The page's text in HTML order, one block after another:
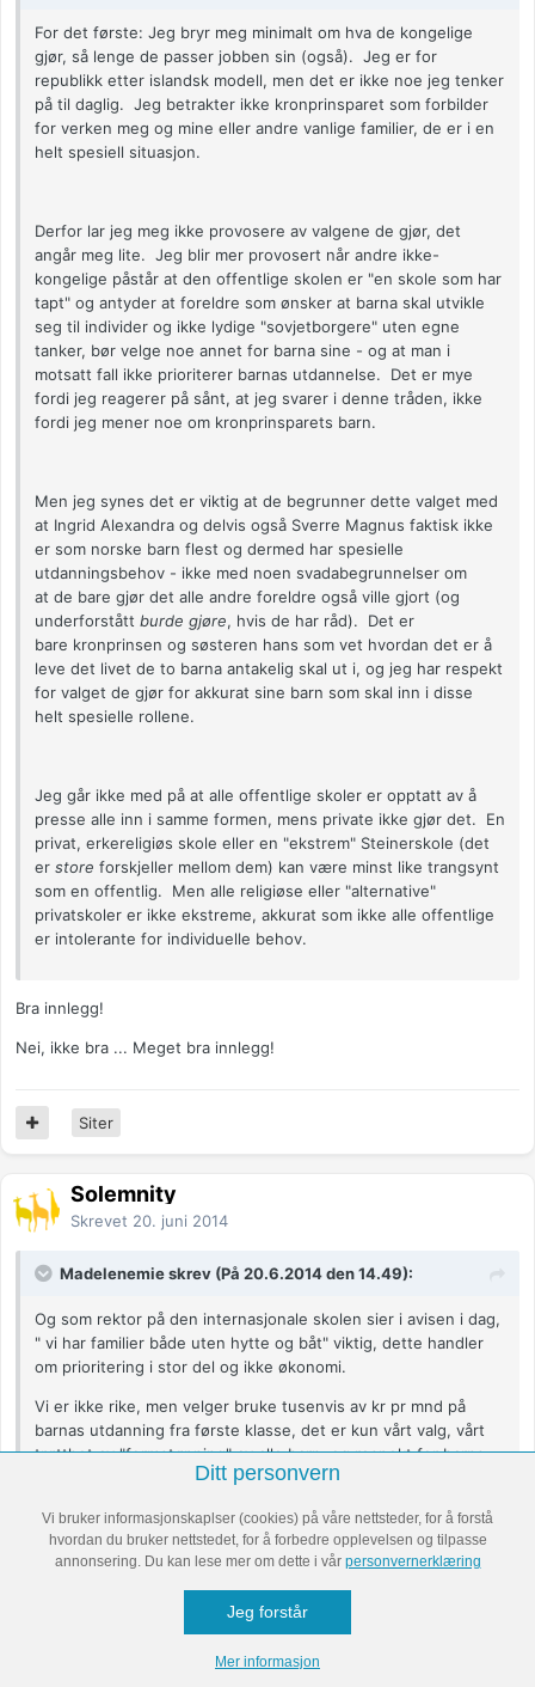
For det første: Jeg bryr meg minimalt om hva de kongelige
gjør, så lenge de passer jobben sin (også). Jeg er for
republikk etter islandsk modell, men det er ikke noe jeg tenker
på til daglig. Jeg betrakter ikke kronprinsparet som forbilder
for verken meg og mine eller andre vanlige familier, de er i en
helt spesiell situasjon.
Derfor lar jeg meg ikke provosere av valgene de gjør, det
angår meg lite. Jeg blir mer provosert når andre ikke-
kongelige påstår at den offentlige skolen er "en skole som har
tapt" og antyder at foreldre som ønsker at barna skal utvikle
seg til individer og ikke lydige "sovjetborgere" uten egne
tanker, bør velge noe annet for barna sine - og at man i
motsatt fall ikke prioriterer barnas utdannelse. Det er mye
fordi jeg reagerer på sånt, at jeg svarer i denne tråden, ikke
fordi jeg mener noe om kronprinsparets barn.
Men jeg synes det er viktig at de begrunner dette valget med
at Ingrid Alexandra og delvis også Sverre Magnus faktisk ikke
er som norske barn flest og dermed har spesielle
utdanningsbehov - ikke med noen svadabegrunnelser om
at de bare gjør det alle andre foreldre også ville gjort (og
underforstått burde gjøre, hvis de har råd). Det er
bare kronprinsen og søsteren hans som vet hvordan det er å
leve det livet de to barna antakelig skal ut i, og jeg har respekt
for valget de gjør for akkurat sine barn som skal inn i disse
helt spesielle rollene.
Jeg går ikke med på at alle offentlige skoler er opptatt av å
presse alle inn i samme formen, mens private ikke gjør det. En
privat, erkereligiøs skole eller en "ekstrem" Steinerskole (det
er store forskjeller mellom dem) kan være minst like trangsynt
som en offentlig. Men alle religiøse eller "alternative"
privatskoler er ikke ekstreme, akkurat som ikke alle offentlige
er intolerante for individuelle behov.
Bra innlegg!
Nei, ikke bra ... Meget bra innlegg!
Siter
Solemnity
Skrevet 20. juni 2014
Madelenemie skrev (På 20.6.2014 den 14.49):
Og som rektor på den internasjonale skolen sier i avisen i dag,
" vi har familier både uten hytte og båt" viktig, dette handler
om prioritering i stor del og ikke økonomi.
Vi er ikke rike, men velger bruke tusenvis av kr pr mnd på
barnas utdanning fra første klasse, det er kun vårt valg, vårt
trøtthet av "formstøpning" av alle barn, og respekt for barns
rett til å bli møtt med .sine lærerbehov.
Det handler slettes ikke om prioritering for svært mange. Hos oss
teller vi hundrelapper, ikke tusenlapper, for å få måneden til å gå
Ditt personvern
Vi bruker informasjonskaplser (cookies) på våre nettsteder, for å forstå
hvordan du bruker nettstedet, for å forbedre opplevelsen og tilpasse
annonsering. Du kan lese mer om dette i vår personvernerklæring
Jeg forstår
Mer informasjon